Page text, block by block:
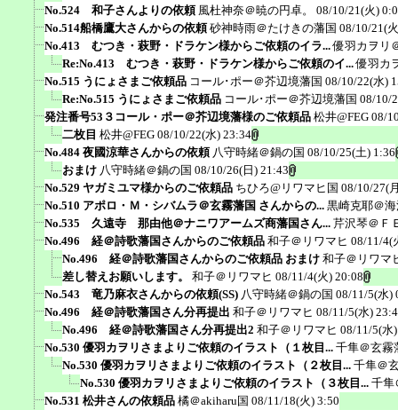
No.524 和子さんよりの依頼 風杜神奈＠暁の円卓。
08/10/21(火)
No.514船橋鷹大さんからの依頼 砂神時雨＠たけきの藩国 08/10/21(
No.413 むつき・萩野・ドラケン様からご依頼のイラ... 優羽カヲリ
Re:No.413 むつき・萩野・ドラケン様からご依頼のイ... 優羽カ
No.515 うにょさまご依頼品 コール･ポー＠芥辺境藩国 08/10/22(水)
Re:No.515 うにょさまご依頼品 コール･ポー＠芥辺境藩国 08/10/
発注番号53３コール・ポー＠芥辺境藩様のご依頼品 松井@FEG 08/
二枚目 松井@FEG 08/10/22(水) 23:34
No.484 夜國涼華さんからの依頼 八守時緒＠鍋の国 08/10/25(土) 1:36
おまけ 八守時緒＠鍋の国 08/10/26(日) 21:43
No.529 ヤガミユマ様からのご依頼品 ちひろ@リワマヒ国 08/10/27(
No.510 アポロ・Ｍ・シバムラ＠玄霧藩国 さんからの... 黒崎克耶＠
No.535 久遠寺 那由他＠ナニワアームズ商藩国さん... 芹沢琴＠Ｆ
No.496 経＠詩歌藩国さんからのご依頼品 和子＠リワマヒ 08/11/4(
No.496 経＠詩歌藩国さんからのご依頼品 おまけ 和子＠リワマ
差し替えお願いします。
和子＠リワマヒ 08/11/4(火) 20:08
No.543 竜乃麻衣さんからの依頼(SS) 八守時緒＠鍋の国 08/11/5(水)
No.496 経＠詩歌藩国さん分再提出 和子＠リワマヒ 08/11/5(水)
No.496 経＠詩歌藩国さん分再提出2 和子＠リワマヒ 08/11/5(水
No.530 優羽カヲリさまよりご依頼のイラスト（１枚目... 千隼＠玄霧
No.530 優羽カヲリさまよりご依頼のイラスト（２枚目... 千隼＠
No.530 優羽カヲリさまよりご依頼のイラスト（３枚目... 千隼
No.531 松井さんの依頼品 橘＠akiharu国 08/11/18(火) 3:50